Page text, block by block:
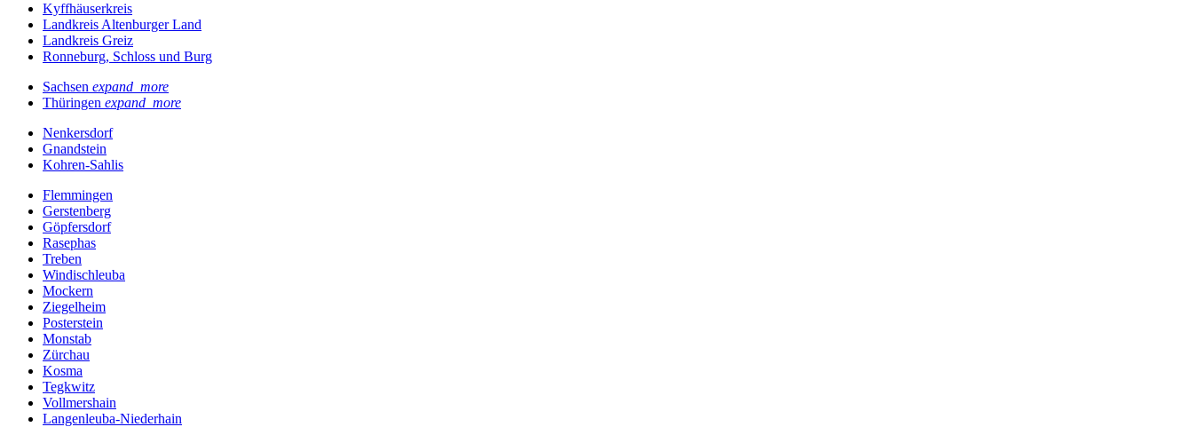
Kyffhäuserkreis
Landkreis Altenburger Land
Landkreis Greiz
Ronneburg, Schloss und Burg
Sachsen expand_more
Thüringen expand_more
Nenkersdorf
Gnandstein
Kohren-Sahlis
Flemmingen
Gerstenberg
Göpfersdorf
Rasephas
Treben
Windischleuba
Mockern
Ziegelheim
Posterstein
Monstab
Zürchau
Kosma
Tegkwitz
Vollmershain
Langenleuba-Niederhain